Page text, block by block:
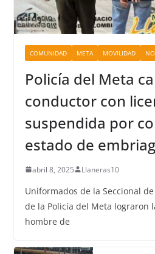
COMUNIDAD META MOVILIDAD
Policía del Meta
conductor con
suspendida por
estado de
abril 8, 2025 Llaneras10
Uniformados de la Seccional
de la Policía del Meta lograron
hombre de